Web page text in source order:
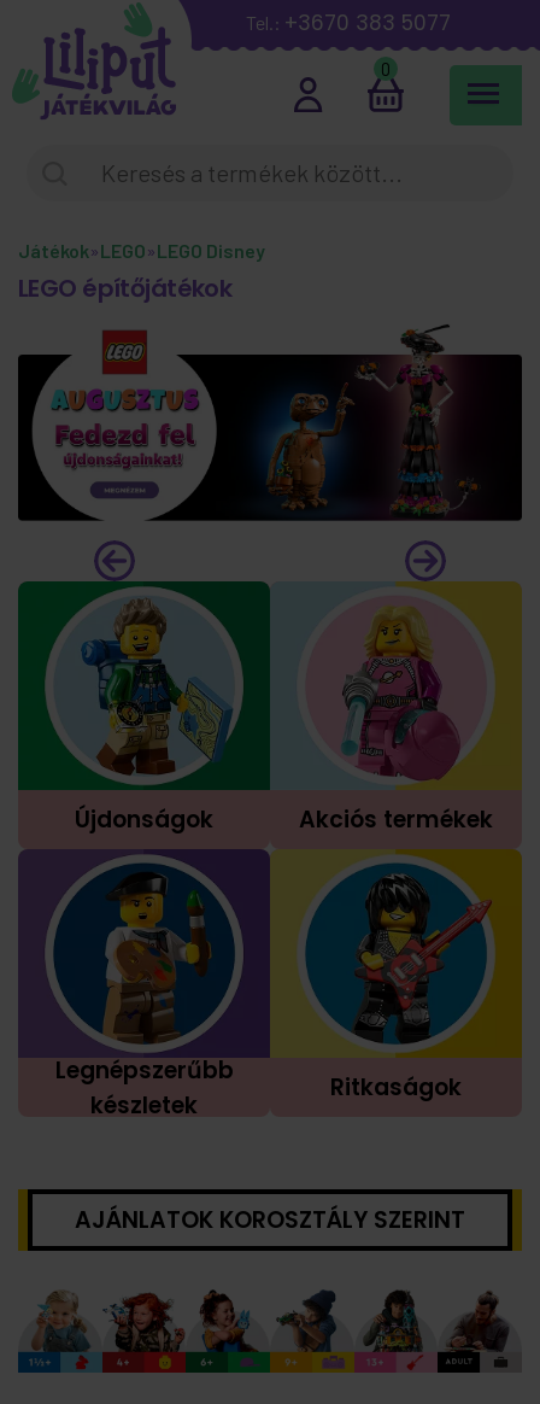
Tel.: +3670 383 5077
0
Játékok»LEGO»LEGO Disney
LEGO építőjátékok
Újdonságok Akciós termékek
Legnépszerűbb
készletek
Ritkaságok
AJÁNLATOK KOROSZTÁLY SZERINT